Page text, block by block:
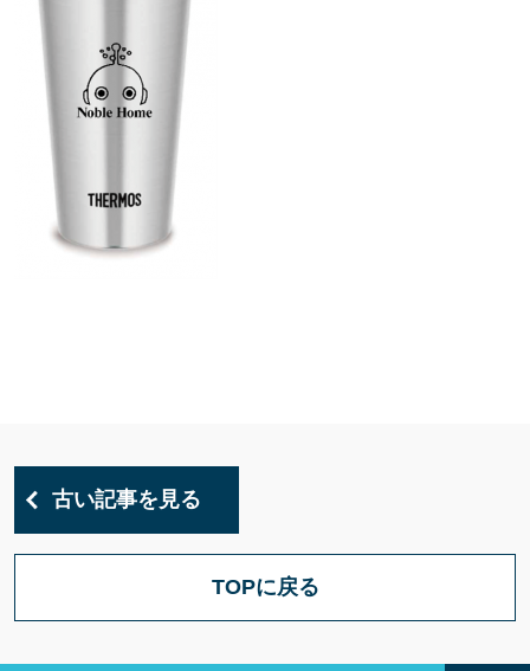
古い記事を見る
TOPに戻る